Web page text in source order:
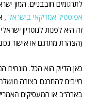
לתרגומים חובבניים. המון
אפוסטיל אמריקאי בישראל ,
זה היא לפנות לנוטריון
(הצהרת מתרגם או אישור
כאן הדיוק הוא הכל. מונחים
חייבים להתרגם בצורה
בארה”ב או המעסיקים